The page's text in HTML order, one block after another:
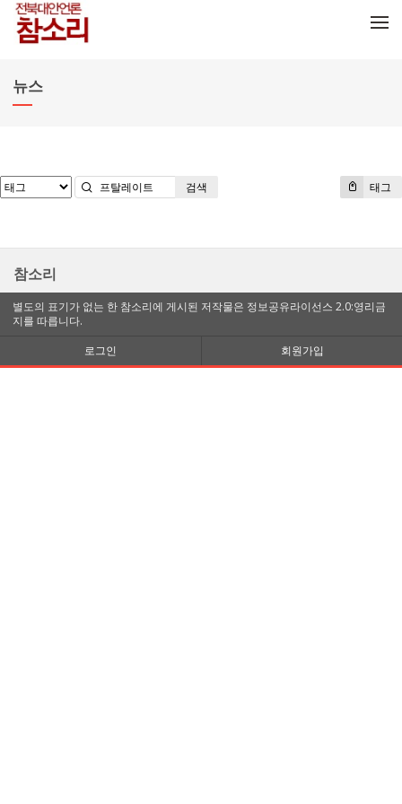
뉴스
태그
검색
참소리
별도의 표기가 없는 한 참소리에 게시된 저작물은 정보공유라이선스 2.0:영리금
지를 따릅니다.
로그인
회원가입